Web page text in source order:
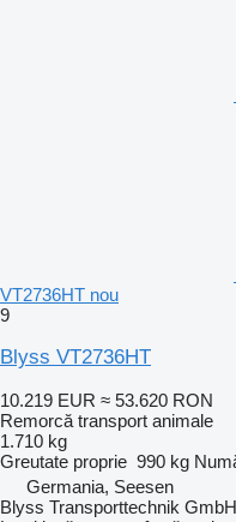
VT2736HT nou
9
Blyss VT2736HT
10.219 EUR ≈ 53.620 RON
Remorcă transport animale
1.710 kg
Greutate proprie 990 kg
Germania, Seesen
Blyss Transporttechnik GmbH